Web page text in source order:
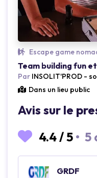
Escape game
Team building fun
Par INSOLIT'PROD -
Dans un lieu public
Avis sur le
4.4/5 • 5
GRDF